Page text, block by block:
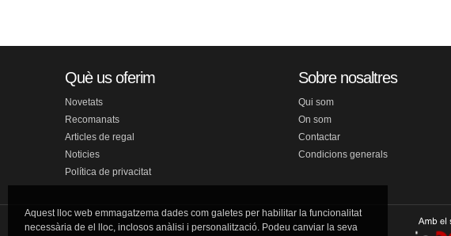
Què us oferim
Novetats
Recomanats
Articles de regal
Noticies
Política de privacitat
Sobre nosaltres
Qui som
On som
Contactar
Condicions generals
Aquest lloc web emmagatzema dades com galetes per habilitar la funcionalitat
necessària de el lloc, inclosos anàlisi i personalització. Podeu canviar la seva